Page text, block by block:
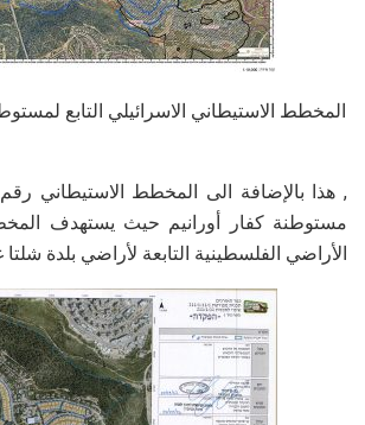
المخطط الاستيطاني الاسرائيلي التابع
الأراضي الفلسطينية التابعة لأراضي بلدة